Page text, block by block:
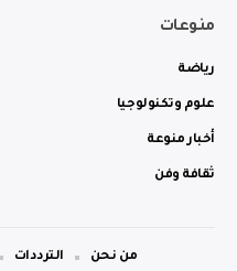
منوعات
رياضة
علوم وتكنولوجيا
أخبار منوعة
ثقافة وفن
من نحن الترددات